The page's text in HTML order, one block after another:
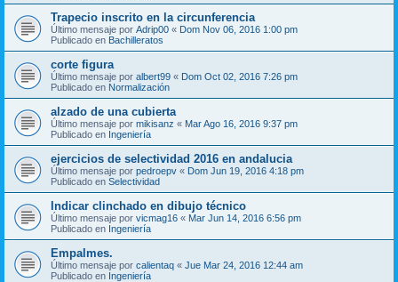
Trapecio inscrito en la circunferencia
Último mensaje por Adrip00 « Dom Nov 06, 2016 1:00 pm
Publicado en Bachilleratos
corte figura
Último mensaje por albert99 « Dom Oct 02, 2016 7:26 pm
Publicado en Normalización
alzado de una cubierta
Último mensaje por mikisanz « Mar Ago 16, 2016 9:37 pm
Publicado en Ingeniería
ejercicios de selectividad 2016 en andalucia
Último mensaje por pedroepv « Dom Jun 19, 2016 4:18 pm
Publicado en Selectividad
Indicar clinchado en dibujo técnico
Último mensaje por vicmag16 « Mar Jun 14, 2016 6:56 pm
Publicado en Ingeniería
Empalmes.
Último mensaje por calientaq « Jue Mar 24, 2016 12:44 am
Publicado en Ingeniería